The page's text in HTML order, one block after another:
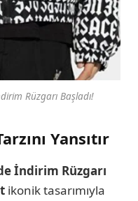
Rüzgarı Başladı!
Yansıtır
İndirim Rüzgarı
ikonik tasarımıyla